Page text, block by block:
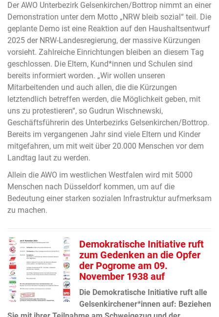
Der AWO Unterbezirk Gelsenkirchen/Bottrop nimmt an einer
Demonstration unter dem Motto „NRW bleib sozial“ teil. Die
geplante Demo ist eine Reaktion auf den Haushaltsentwurf
2025 der NRW-Landesregierung, der massive Kürzungen
vorsieht. Zahlreiche Einrichtungen bleiben an diesem Tag
geschlossen. Die Eltern, Kund*innen und Schulen sind
bereits informiert worden. „Wir wollen unseren
Mitarbeitenden und auch allen, die die Kürzungen
letztendlich betreffen werden, die Möglichkeit geben, mit
uns zu protestieren“, so Gudrun Wischnewski,
Geschäftsführerin des Unterbezirks Gelsenkirchen/Bottrop.
Bereits im vergangenen Jahr sind viele Eltern und Kinder
mitgefahren, um mit weit über 20.000 Menschen vor dem
Landtag laut zu werden.
Allein die AWO im westlichen Westfalen wird mit 5000
Menschen nach Düsseldorf kommen, um auf die
Bedeutung einer starken sozialen Infrastruktur aufmerksam
zu machen.
Demokratische Initiative ruft
zum Gedenken an die Opfer
der Pogrome am 09.
November 1938 auf
Die Demokratische Initiative ruft alle
Gelsenkirchener*innen auf: Beziehen